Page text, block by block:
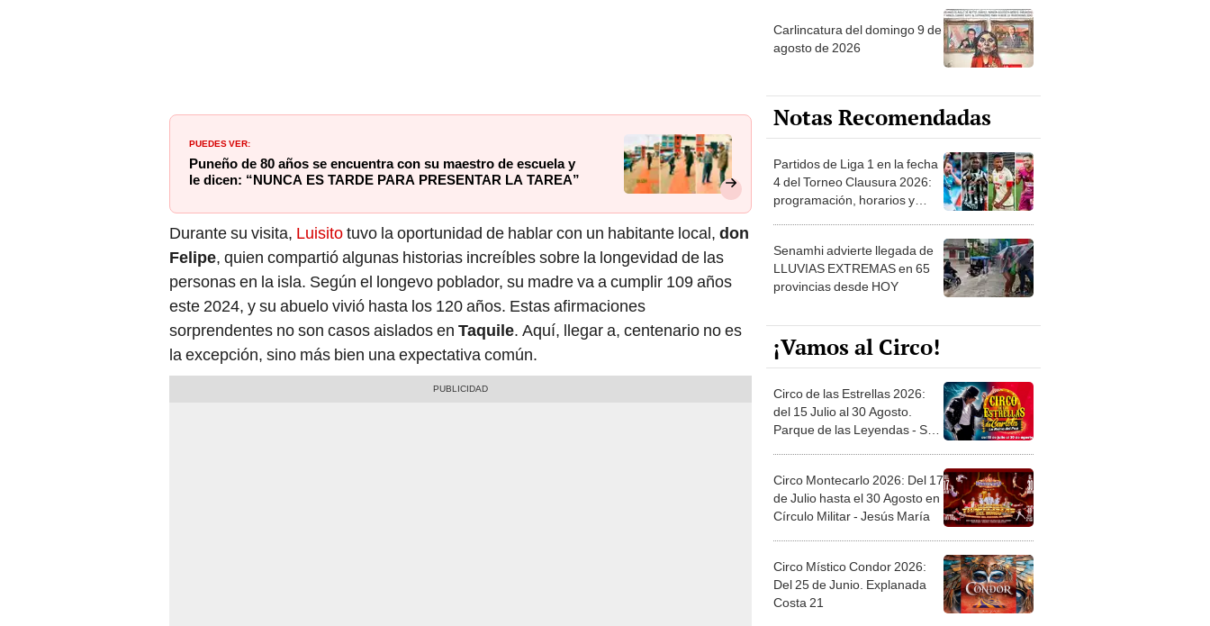
PUEDES VER:
Puneño de 80 años se encuentra con su maestro de escuela y
le dicen: “NUNCA ES TARDE PARA PRESENTAR LA TAREA”
Durante su visita, Luisitotuvo la oportunidad de hablar con un habitante local, don
Felipe, quien compartió algunas historias increíbles sobre la longevidad de las
personas en la isla. Según el longevo poblador, su madre va a cumplir 109 años
este 2024, y su abuelo vivió hasta los 120 años. Estas afirmaciones
sorprendentes no son casos aislados en Taquile. Aquí, llegar a, centenario no es
la excepción, sino más bien una expectativa común.
Carlincatura del domingo 9 de
agosto de 2026
Notas Recomendadas
Partidos de Liga 1 en la fecha
4 del Torneo Clausura 2026:
programación, horarios y
Senamhi advierte llegada de
LLUVIAS EXTREMAS en 65
provincias desde HOY
¡Vamos al Circo!
Circo de las Estrellas 2026:
del 15 Julio al 30 Agosto.
Parque de las Leyendas - San
Circo Montecarlo 2026: Del 17
de Julio hasta el 30 Agosto en
Círculo Militar - Jesús María
Circo Místico Condor 2026:
Del 25 de Junio. Explanada
Costa 21